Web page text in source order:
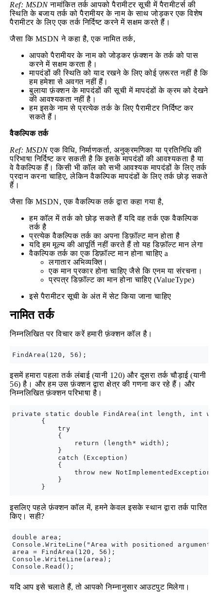
Ref: MSDNनामांकित तर्क आपको पैरामीटर सूची में पैरामीटर्स की
स्थिति के बजाय तर्क को पैरामीयर के नाम के साथ जोड़कर एक विशेष
पैरामीटर के लिए एक तर्क निर्दिष्ट करने में सक्षम करते हैं।
जैसा कि MSDN ने कहा है, एक नामित तर्क,
आपको पैरामीयर के नाम को जोड़कर फ़ंक्शन के तर्क को पास
करने में सक्षम करता है।
मापदंडों की स्थिति को याद रखने के लिए कोई ज़रूरत नहीं है कि
हम हमेशा से अवगत नहीं हैं।
बुलाया फ़ंक्शन के मापदंडों की सूची में मापदंडों के क्रम को देखने
की आवश्यकता नहीं है।
हम इसके नाम से प्रत्येक तर्क के लिए पैरामीटर निर्दिष्ट कर
सकते हैं।
वैकल्पिक तर्क
Ref: MSDNएक विधि, निर्माणकर्ता, अनुक्रमणिका या प्रतिनिधि की
परिभाषा निर्दिष्ट कर सकती है कि इसके मापदंडों की आवश्यकता है या
वे वैकल्पिक हैं। किसी भी कॉल को सभी आवश्यक मापदंडों के लिए तर्क
प्रदान करना चाहिए, लेकिन वैकल्पिक मापदंडों के लिए तर्क छोड़ सकते
हैं।
जैसा कि MSDN, एक वैकल्पिक तर्क द्वारा कहा गया है,
हम कॉल में तर्क को छोड़ सकते हैं यदि वह तर्क एक वैकल्पिक
तर्क है
प्रत्येक वैकल्पिक तर्क का अपना डिफ़ॉल्ट मान होता है
यदि हम मूल्य की आपूर्ति नहीं करते हैं तो यह डिफ़ॉल्ट मान लेगा
वैकल्पिक तर्क का एक डिफ़ॉल्ट मान होना चाहिए a
लगातार अभिव्यक्ति।
एक मान प्रकार होना चाहिए जैसे कि एनम या संरचना।
प्रपत्र डिफ़ॉल्ट का मान होना चाहिए (ValueType)
इसे पैरामीटर सूची के अंत में सेट किया जाना चाहिए
नामित तर्क
निम्नलिखित पर विचार करें हमारी फ़ंक्शन कॉल है।
इसमें हमारा पहला तर्क लंबाई (यानी 120) और दूसरा तर्क चौड़ाई (यानी
56) है। और हम उस फ़ंक्शन द्वारा क्षेत्र की गणना कर रहे हैं। और
निम्नलिखित फ़ंक्शन परिभाषा है।
private static double FindArea(int length, int
       {
           try
           {
               return (length* width);
           }
           catch (Exception)
           {
throw new
           }
इसलिए पहले फ़ंक्शन कॉल में, हमने केवल इसके स्थान द्वारा तर्क पारित
किए। सही?
double area;
Console.WriteLine("Area with positioned
area = FindArea(120, 56);
Console.WriteLine(area);
यदि आप इसे चलाते हैं, तो आपको निम्नानुसार आउटपुट मिलेगा।